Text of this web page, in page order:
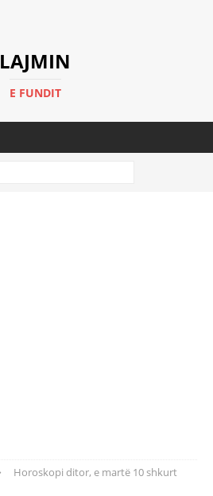
LAJMIN
E FUNDIT
Horoskopi ditor, e martë 10 shkurt